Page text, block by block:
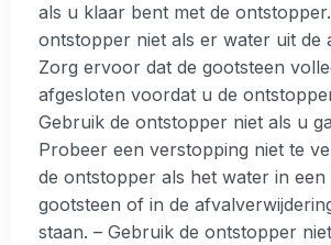
als u klaar bent met de
ontstopper niet als er water uit de
Zorg ervoor dat de gootsteen
afgesloten voordat u de
Gebruik de ontstopper niet als u
Probeer een verstopping niet te
de ontstopper als het water in een
gootsteen of in de
staan. – Gebruik de ontstopper